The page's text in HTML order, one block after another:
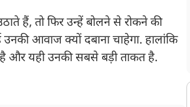
हैं, तो फिर उन्हें बोलने से रोकने की
आवाज क्यों दबाना चाहेगा. हालांकि
है और यही उनकी सबसे बड़ी ताकत है.